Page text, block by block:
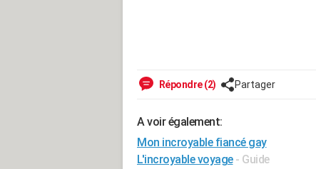
Répondre (2) Partager
A voir également:
Mon incroyable fiancé gay
L'incroyable voyage - Guide